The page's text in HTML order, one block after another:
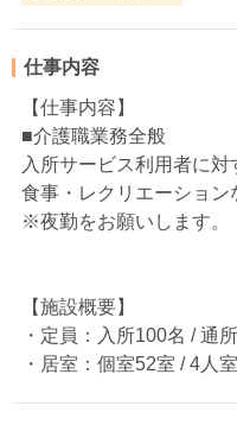
仕事内容
【仕事内容】
■介護職業務全般
入所サービス利用者に対
食事・レクリエーション
※夜勤をお願いします。
【施設概要】
・定員：入所100名 / 通
・居室：個室52室 / 4人